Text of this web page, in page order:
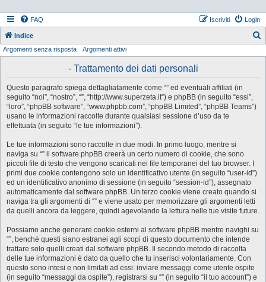
FAQ Login
Iscriviti
Indice
Argomenti senza risposta Argomenti attivi
- Trattamento dei dati personali
Questo paragrafo spiega dettagliatamente come “” ed eventuali affiliati (in
seguito “noi”, “nostro”, “”, “http://www.superzeta.it”) e phpBB (in seguito “essi”,
“loro”, “phpBB software”, “www.phpbb.com”, “phpBB Limited”, “phpBB Teams”)
usano le informazioni raccolte durante qualsiasi sessione d’uso da te
effettuata (in seguito “le tue informazioni”).
Le tue informazioni sono raccolte in due modi. In primo luogo, mentre si
naviga su “” il software phpBB creerà un certo numero di cookie, che sono
piccoli file di testo che vengono scaricati nei file temporanei del tuo browser. I
primi due cookie contengono solo un identificativo utente (in seguito “user-id”)
ed un identificativo anonimo di sessione (in seguito “session-id”), assegnato
automaticamente dal software phpBB. Un terzo cookie viene creato quando si
naviga tra gli argomenti di “” e viene usato per memorizzare gli argomenti letti
da quelli ancora da leggere, quindi agevolando la lettura nelle tue visite future.
Possiamo anche generare cookie esterni al software phpBB mentre navighi su
“”, benché questi siano estranei agli scopi di questo documento che intende
trattare solo quelli creati dal software phpBB. Il secondo metodo di raccolta
delle tue informazioni è dato da quello che tu inserisci volontariamente. Con
questo sono intesi e non limitati ad essi: inviare messaggi come utente ospite
(in seguito “messaggi da ospite”), registrarsi su “” (in seguito “il tuo account”) e